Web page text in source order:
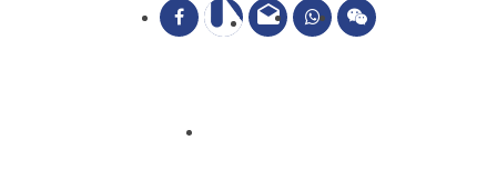
drafts